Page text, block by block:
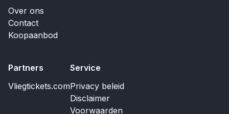
Over ons
Contact
Koopaanbod
Partners
Vliegtickets.com
Service
Privacy beleid
Disclaimer
Voorwaarden